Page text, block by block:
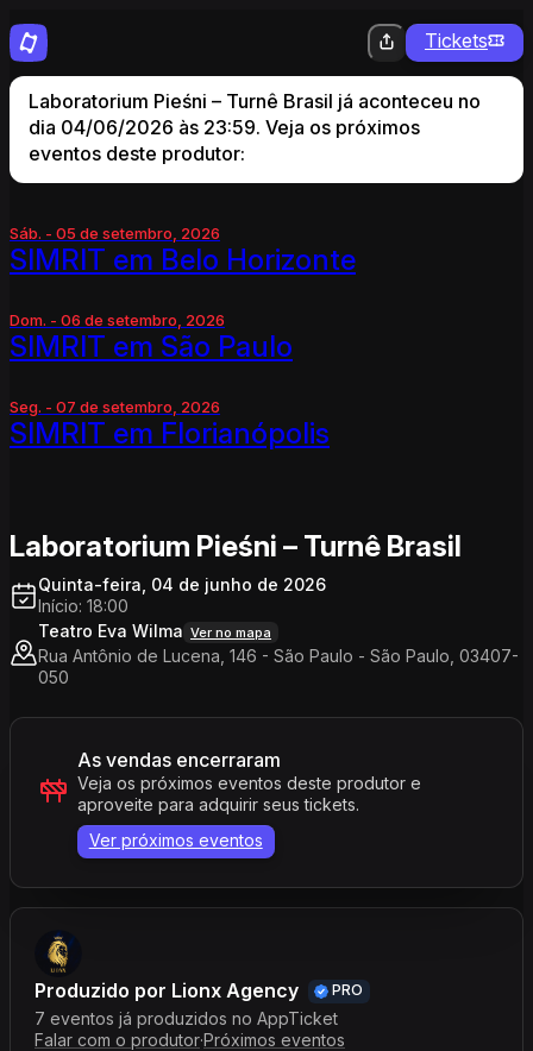
Tickets
Laboratorium Pieśni – Turnê Brasil já aconteceu no
dia 04/06/2026 às 23:59. Veja os próximos
eventos deste produtor:
Sáb. - 05 de setembro, 2026
SIMRIT em Belo Horizonte
Dom. - 06 de setembro, 2026
SIMRIT em São Paulo
Seg. - 07 de setembro, 2026
SIMRIT em Florianópolis
Laboratorium Pieśni – Turnê Brasil
Quinta-feira, 04 de junho de 2026
Início: 18:00
Teatro Eva Wilma Ver no mapa
Rua Antônio de Lucena, 146 - São Paulo - São Paulo, 03407-
050
Produzido por Lionx Agency PRO
7 eventos já produzidos no AppTicket
Falar com o produtor·Próximos eventos
As vendas encerraram
Veja os próximos eventos deste produtor e
aproveite para adquirir seus tickets.
Ver próximos eventos